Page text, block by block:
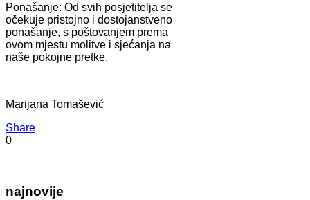
Ponašanje: Od svih posjetitelja se
očekuje pristojno i dostojanstveno
ponašanje, s poštovanjem prema
ovom mjestu molitve i sjećanja na
naše pokojne pretke.
Marijana Tomašević
Share
0
najnovije